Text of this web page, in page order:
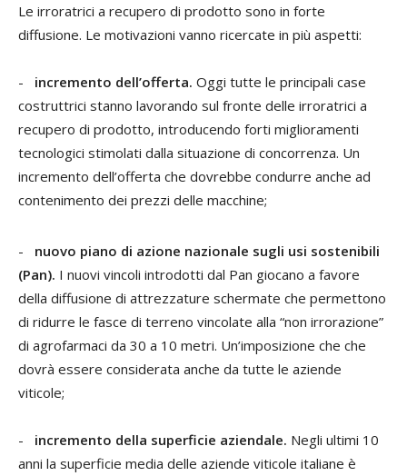
Le irroratrici a recupero di prodotto sono in forte
diffusione. Le motivazioni vanno ricercate in più aspetti:
- incremento dell’offerta. Oggi tutte le principali case
costruttrici stanno lavorando sul fronte delle irroratrici a
recupero di prodotto, introducendo forti miglioramenti
tecnologici stimolati dalla situazione di concorrenza. Un
incremento dell’offerta che dovrebbe condurre anche ad
contenimento dei prezzi delle macchine;
- nuovo piano di azione nazionale sugli usi sostenibili
(Pan). I nuovi vincoli introdotti dal Pan giocano a favore
della diffusione di attrezzature schermate che permettono
di ridurre le fasce di terreno vincolate alla “non irrorazione”
di agrofarmaci da 30 a 10 metri. Un’imposizione che che
dovrà essere considerata anche da tutte le aziende
viticole;
- incremento della superficie aziendale. Negli ultimi 10
anni la superficie media delle aziende viticole italiane è